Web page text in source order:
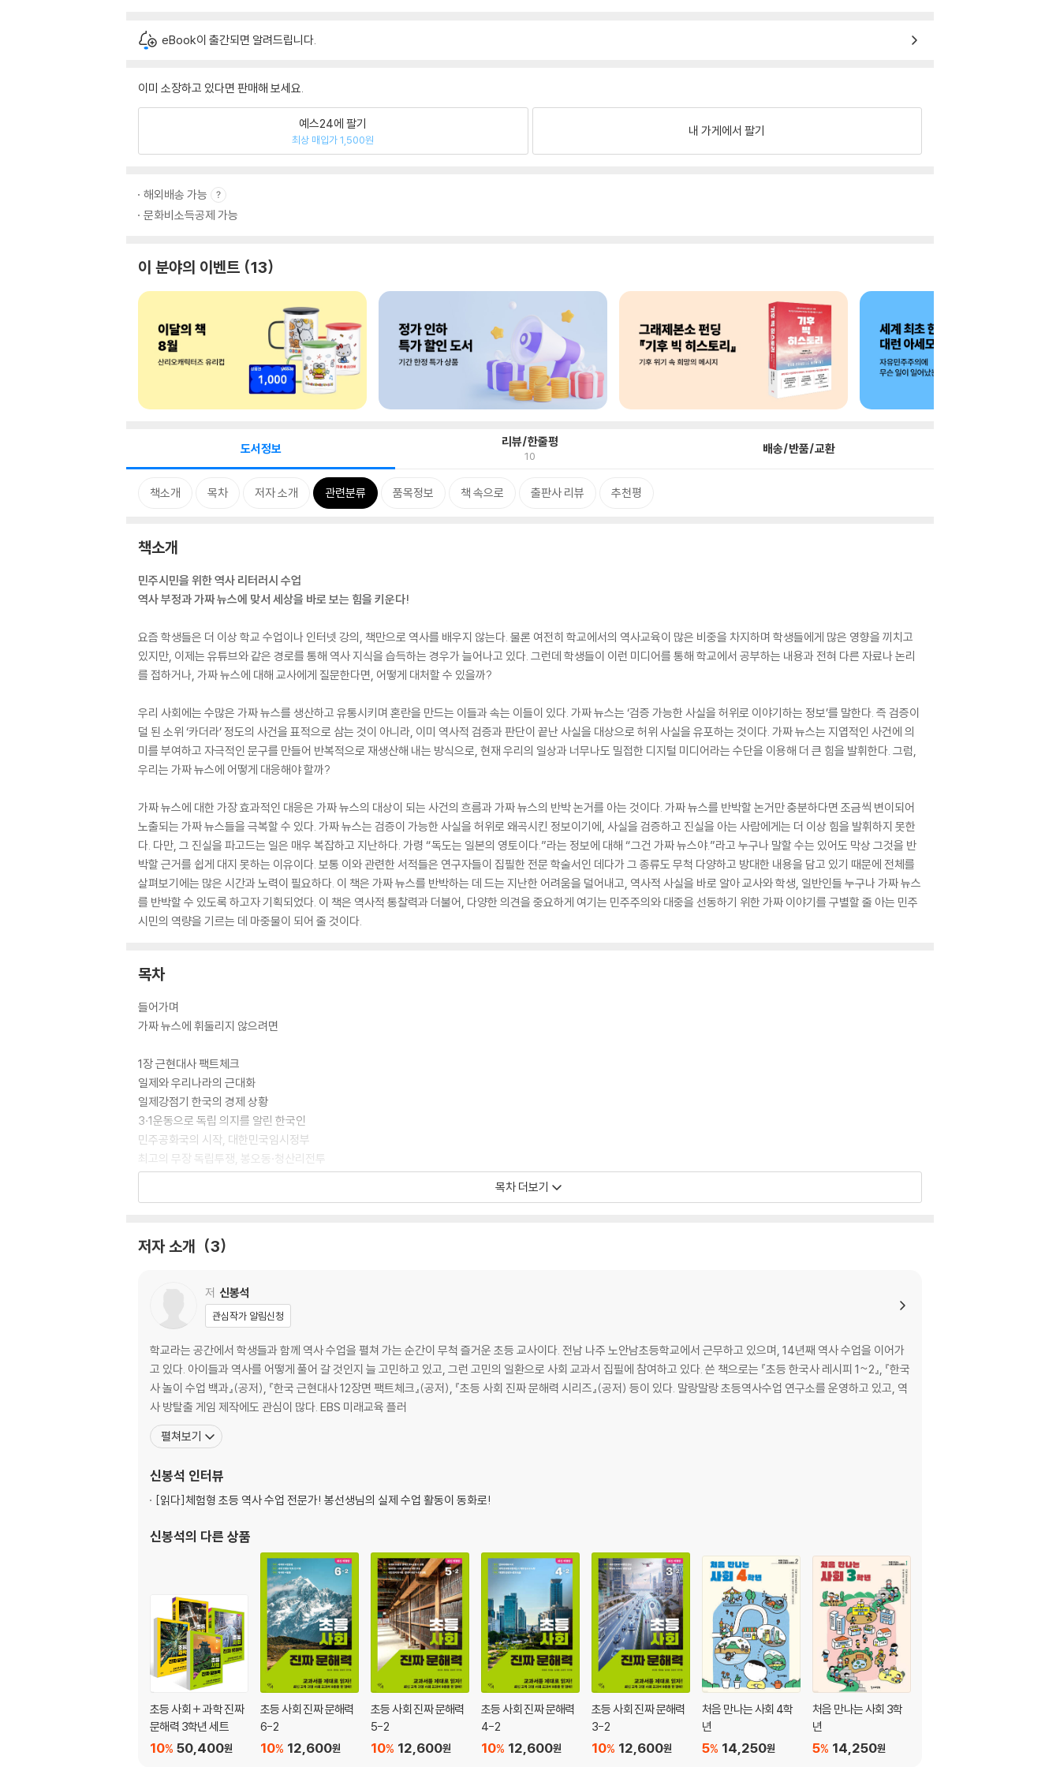
eBook이 출간되면 알려드립니다.
이미 소장하고 있다면 판매해 보세요.
예스24에 팔기
최상 매입가 1,500원
내 가게에서 팔기
해외배송 가능
문화비소득공제 가능
이 분야의 이벤트 13
도서정보 리뷰/한줄평
10 배송/반품/교환
책소개 목차 저자 소개 관련분류 품목정보 책 속으로 출판사 리뷰 추천평
책소개
민주시민을 위한 역사 리터러시 수업
역사 부정과 가짜 뉴스에 맞서 세상을 바로 보는 힘을 키운다!
요즘 학생들은 더 이상 학교 수업이나 인터넷 강의, 책만으로 역사를 배우지 않는다. 물론 여전히 학교에서의 역사교육이 많은 비중을 차지하며 학생들에게 많은 영향을 끼치고
있지만, 이제는 유튜브와 같은 경로를 통해 역사 지식을 습득하는 경우가 늘어나고 있다. 그런데 학생들이 이런 미디어를 통해 학교에서 공부하는 내용과 전혀 다른 자료나 논리
를 접하거나, 가짜 뉴스에 대해 교사에게 질문한다면, 어떻게 대처할 수 있을까?
우리 사회에는 수많은 가짜 뉴스를 생산하고 유통시키며 혼란을 만드는 이들과 속는 이들이 있다. 가짜 뉴스는 ‘검증 가능한 사실을 허위로 이야기하는 정보’를 말한다. 즉 검증이
덜 된 소위 ‘카더라’ 정도의 사건을 표적으로 삼는 것이 아니라, 이미 역사적 검증과 판단이 끝난 사실을 대상으로 허위 사실을 유포하는 것이다. 가짜 뉴스는 지엽적인 사건에 의
미를 부여하고 자극적인 문구를 만들어 반복적으로 재생산해 내는 방식으로, 현재 우리의 일상과 너무나도 밀접한 디지털 미디어라는 수단을 이용해 더 큰 힘을 발휘한다. 그럼,
우리는 가짜 뉴스에 어떻게 대응해야 할까?
가짜 뉴스에 대한 가장 효과적인 대응은 가짜 뉴스의 대상이 되는 사건의 흐름과 가짜 뉴스의 반박 논거를 아는 것이다. 가짜 뉴스를 반박할 논거만 충분하다면 조금씩 변이되어
노출되는 가짜 뉴스들을 극복할 수 있다. 가짜 뉴스는 검증이 가능한 사실을 허위로 왜곡시킨 정보이기에, 사실을 검증하고 진실을 아는 사람에게는 더 이상 힘을 발휘하지 못한
다. 다만, 그 진실을 파고드는 일은 매우 복잡하고 지난하다. 가령 “독도는 일본의 영토이다.”라는 정보에 대해 “그건 가짜 뉴스야.”라고 누구나 말할 수는 있어도 막상 그것을 반
박할 근거를 쉽게 대지 못하는 이유이다. 보통 이와 관련한 서적들은 연구자들이 집필한 전문 학술서인 데다가 그 종류도 무척 다양하고 방대한 내용을 담고 있기 때문에 전체를
살펴보기에는 많은 시간과 노력이 필요하다. 이 책은 가짜 뉴스를 반박하는 데 드는 지난한 어려움을 덜어내고, 역사적 사실을 바로 알아 교사와 학생, 일반인들 누구나 가짜 뉴스
를 반박할 수 있도록 하고자 기획되었다. 이 책은 역사적 통찰력과 더불어, 다양한 의견을 중요하게 여기는 민주주의와 대중을 선동하기 위한 가짜 이야기를 구별할 줄 아는 민주
시민의 역량을 기르는 데 마중물이 되어 줄 것이다.
목차
들어가며
가짜 뉴스에 휘둘리지 않으려면
1장 근현대사 팩트체크
일제와 우리나라의 근대화
일제강점기 한국의 경제 상황
3·1운동으로 독립 의지를 알린 한국인
민주공화국의 시작, 대한민국임시정부
최고의 무장 독립투쟁, 봉오동·청산리전투
일제 침략전쟁에 강제 동원된 한국인
2장 현대사 팩트체크
제주4·3이 역사에 남긴 교훈
강제징용 피해자의 눈물과 한일 협정
5월의 기억, 5·18민주화운동
부록 근현대사 수업 활동
그림책으로 생각해 보는 ‘역사 부정’
역사 자료를 활용한 퀴즈 활동
통계자료로 역사적 상황 추측하기
영화, 만들기를 활용하기
민주시민으로 자라는 민주주의 프로젝트
하나의 사회현상이 된 역사 부정
참고문헌
목차 더보기
저자 소개 3
저 신봉석
관심작가 알림신청
학교라는 공간에서 학생들과 함께 역사 수업을 펼쳐 가는 순간이 무척 즐거운 초등 교사이다. 전남 나주 노안남초등학교에서 근무하고 있으며, 14년째 역사 수업을 이어가
고 있다. 아이들과 역사를 어떻게 풀어 갈 것인지 늘 고민하고 있고, 그런 고민의 일환으로 사회 교과서 집필에 참여하고 있다. 쓴 책으로는 『초등 한국사 레시피 1~2』, 『한국
사 놀이 수업 백과』(공저), 『한국 근현대사 12장면 팩트체크』(공저), 『초등 사회 진짜 문해력 시리즈』(공저) 등이 있다. 말랑말랑 초등역사수업 연구소를 운영하고 있고, 역
사 방탈출 게임 제작에도 관심이 많다. EBS 미래교육 플러
펼쳐보기
신봉석 인터뷰
[읽다]체험형 초등 역사 수업 전문가! 봉선생님의 실제 수업 활동이 동화로!
신봉석의 다른 상품
초등 사회 + 과학 진짜
문해력 3학년 세트
50,400원
10%
초등 사회 진짜 문해력
6-2
12,600원
10%
초등 사회 진짜 문해력
5-2
12,600원
10%
초등 사회 진짜 문해력
4-2
12,600원
10%
초등 사회 진짜 문해력
3-2
12,600원
10%
처음 만나는 사회 4학
년
14,250원
5%
처음 만나는 사회 3학
년
14,250원
5%